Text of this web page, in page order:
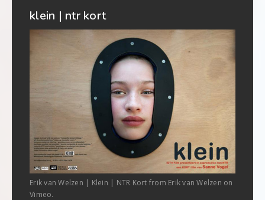
klein | ntr kort
Erik van Welzen | Klein | NTR Kort from Erik van Welzen on
Vimeo.